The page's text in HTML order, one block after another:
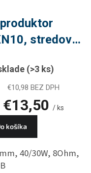
stredový,
PLU
(>3 ks)
€10,98 BEZ DPH
€13,50 / ks
košíka
40/30W, 8Ohm,